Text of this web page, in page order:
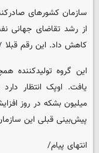
سازمان کشورهای
کاهش داد. این رقم قبلا ۱.۱۷ میلیون بشکه‌ اعلام شده بود.
این گروه تولیدکننده
پیش‌بینی قبلی این
انتهای پیام/